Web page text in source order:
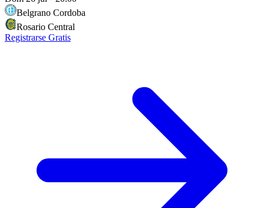
Belgrano Cordoba
Rosario Central
Registrarse Gratis